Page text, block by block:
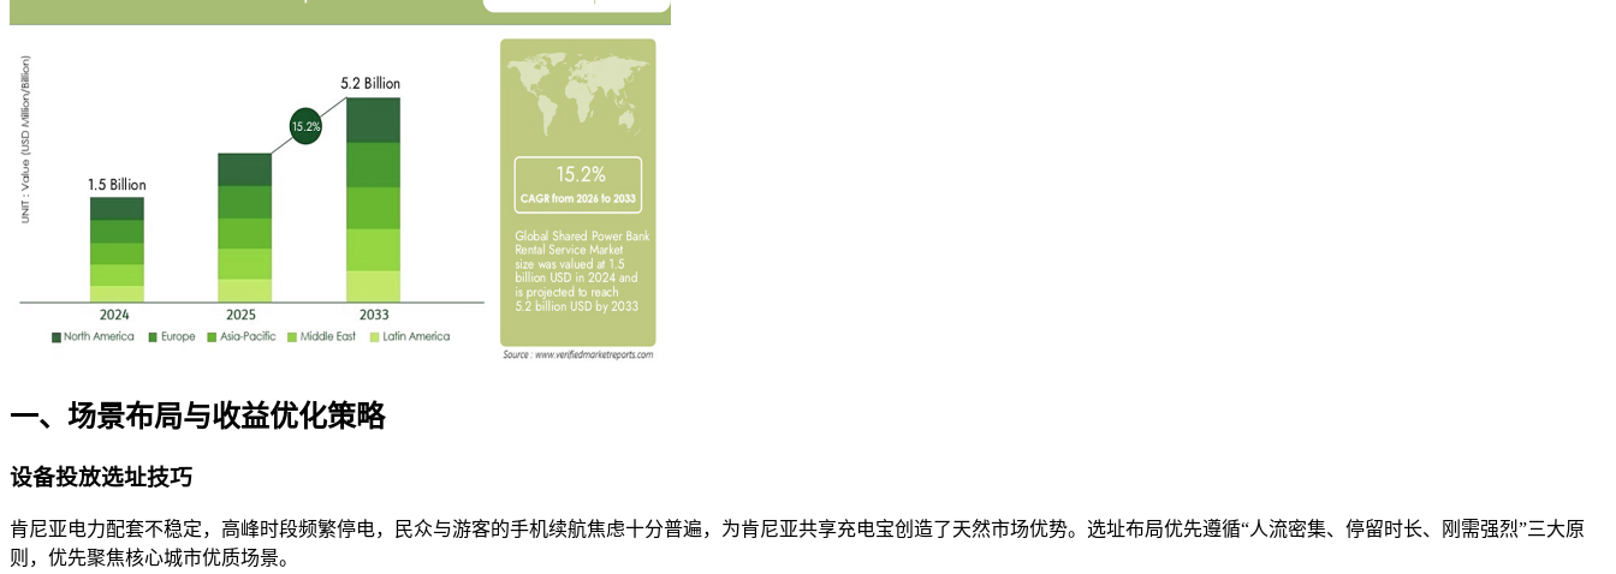
一、场景布局与收益优化策略
设备投放选址技巧
肯尼亚电力配套不稳定，高峰时段频繁停电，民众与游客的手机续航焦虑十分普遍，为肯尼亚共享充电宝创造了天然市场优势。选址布局优先遵循“人流密集、停留时长、刚需强烈”三大原
则，优先聚焦核心城市优质场景。